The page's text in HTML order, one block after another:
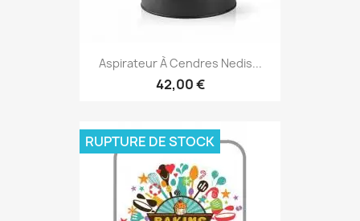
Aspirateur À Cendres Nedis...
42,00 €
RUPTURE DE STOCK